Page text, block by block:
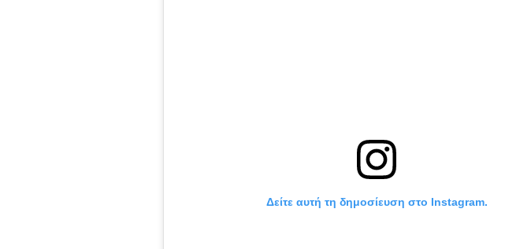
Δείτε αυτή τη δημοσίευση στο Instagram.